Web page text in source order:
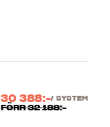
30 388:-/ SYSTEM
FÖRR32 188:-